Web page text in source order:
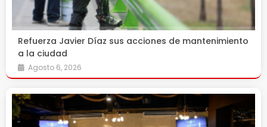
Refuerza Javier Díaz sus acciones de mantenimiento
a la ciudad
Agosto 6, 2026